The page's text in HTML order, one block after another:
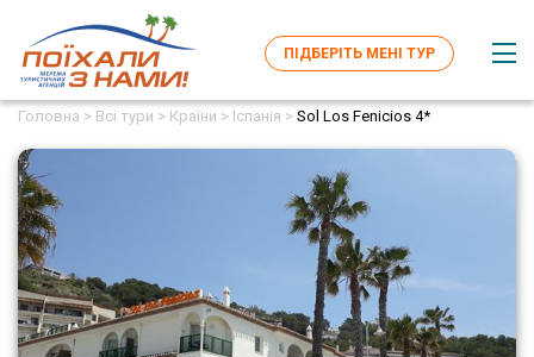
ПІДБЕРІТЬ МЕНІ ТУР
Головна > Всі тури > Країни > Іспанія > Sol Los Fenicios 4*